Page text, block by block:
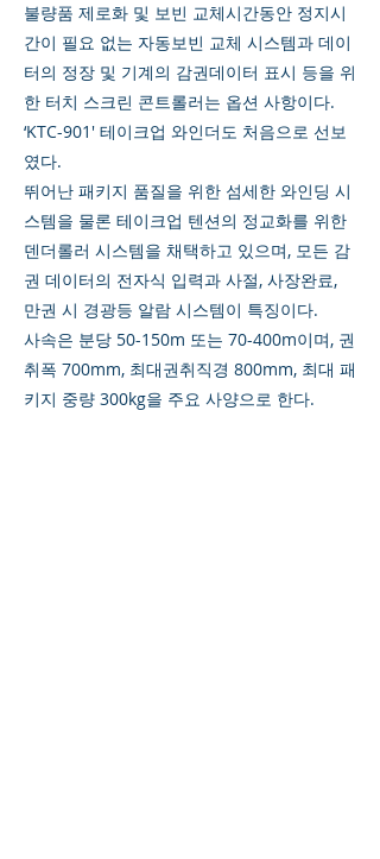
불량품 제로화 및 보빈 교체시간동안 정지시
간이 필요 없는 자동보빈 교체 시스템과 데이
터의 정장 및 기계의 감권데이터 표시 등을 위
한 터치 스크린 콘트롤러는 옵션 사항이다.
‘KTC-901' 테이크업 와인더도 처음으로 선보
였다.
뛰어난 패키지 품질을 위한 섬세한 와인딩 시
스템을 물론 테이크업 텐션의 정교화를 위한
덴더롤러 시스템을 채택하고 있으며, 모든 감
권 데이터의 전자식 입력과 사절, 사장완료,
만권 시 경광등 알람 시스템이 특징이다.
사속은 분당 50-150m 또는 70-400m이며, 권
취폭 700mm, 최대권취직경 800mm, 최대 패
키지 중량 300kg을 주요 사양으로 한다.